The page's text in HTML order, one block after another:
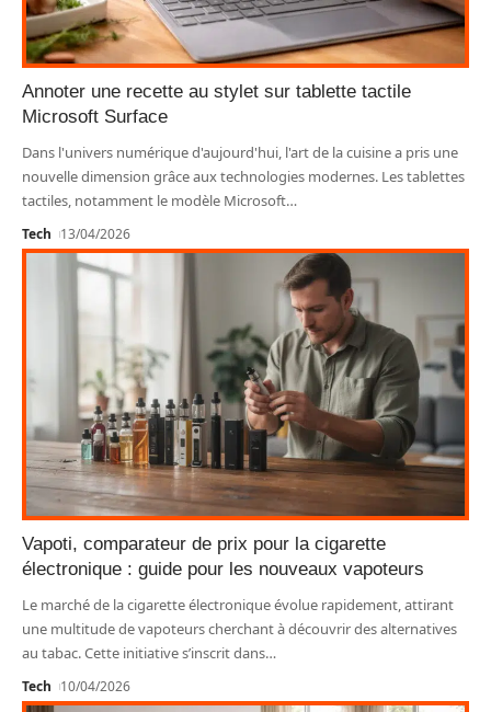
Annoter une recette au stylet sur tablette tactile
Microsoft Surface
Dans l'univers numérique d'aujourd'hui, l'art de la cuisine a pris une
nouvelle dimension grâce aux technologies modernes. Les tablettes
tactiles, notamment le modèle Microsoft…
Tech 13/04/2026
Vapoti, comparateur de prix pour la cigarette
électronique : guide pour les nouveaux vapoteurs
Le marché de la cigarette électronique évolue rapidement, attirant
une multitude de vapoteurs cherchant à découvrir des alternatives
au tabac. Cette initiative s’inscrit dans…
Tech 10/04/2026